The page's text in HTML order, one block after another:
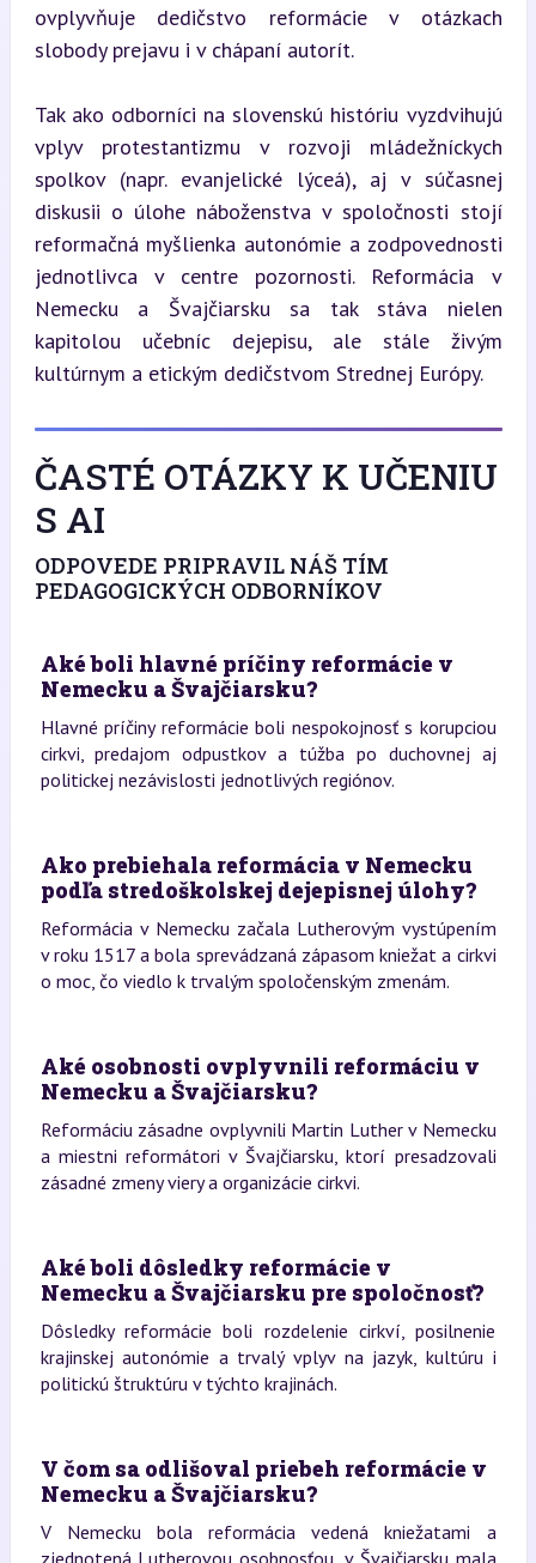
ovplyvňuje dedičstvo reformácie v otázkach
slobody prejavu i v chápaní autorít.
Tak ako odborníci na slovenskú históriu vyzdvihujú
vplyv protestantizmu v rozvoji mládežníckych
spolkov (napr. evanjelické lýceá), aj v súčasnej
diskusii o úlohe náboženstva v spoločnosti stojí
reformačná myšlienka autonómie a zodpovednosti
jednotlivca v centre pozornosti. Reformácia v
Nemecku a Švajčiarsku sa tak stáva nielen
kapitolou učebníc dejepisu, ale stále živým
kultúrnym a etickým dedičstvom Strednej Európy.
ČASTÉ OTÁZKY K UČENIU
S AI
ODPOVEDE PRIPRAVIL NÁŠ TÍM
PEDAGOGICKÝCH ODBORNÍKOV
Aké boli hlavné príčiny reformácie v
Nemecku a Švajčiarsku?
Hlavné príčiny reformácie boli nespokojnosť s korupciou
cirkvi, predajom odpustkov a túžba po duchovnej aj
politickej nezávislosti jednotlivých regiónov.
Ako prebiehala reformácia v Nemecku
podľa stredoškolskej dejepisnej úlohy?
Reformácia v Nemecku začala Lutherovým vystúpením
v roku 1517 a bola sprevádzaná zápasom kniežat a cirkvi
o moc, čo viedlo k trvalým spoločenským zmenám.
Aké osobnosti ovplyvnili reformáciu v
Nemecku a Švajčiarsku?
Reformáciu zásadne ovplyvnili Martin Luther v Nemecku
a miestni reformátori v Švajčiarsku, ktorí presadzovali
zásadné zmeny viery a organizácie cirkvi.
Aké boli dôsledky reformácie v
Nemecku a Švajčiarsku pre spoločnosť?
Dôsledky reformácie boli rozdelenie cirkví, posilnenie
krajinskej autonómie a trvalý vplyv na jazyk, kultúru i
politickú štruktúru v týchto krajinách.
V čom sa odlišoval priebeh reformácie v
Nemecku a Švajčiarsku?
V Nemecku bola reformácia vedená kniežatami a
zjednotená Lutherovou osobnosťou, v Švajčiarsku mala